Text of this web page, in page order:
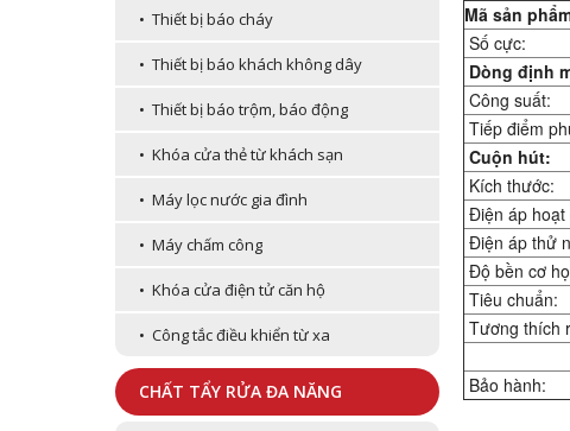
• Thiết bị báo cháy
• Thiết bị báo khách không dây
• Thiết bị báo trộm, báo động
• Khóa cửa thẻ từ khách sạn
• Máy lọc nước gia đình
• Máy chấm công
• Khóa cửa điện tử căn hộ
• Công tắc điều khiển từ xa
CHẤT TẨY RỬA ĐA NĂNG
Mã sản
Số cực:
Dòng định
Công suất:
Tiếp điểm
Cuộn hút:
Kích thước:
Điện áp hoạt
Điện áp thử
Độ bền cơ
Tiêu chuẩn:
Tương thích
Bảo hành: